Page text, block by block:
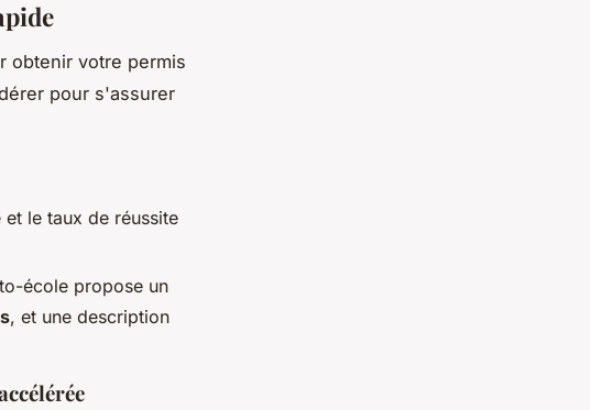
obtenir votre permis
pour s'assurer
le taux de réussite
école propose un
, et une description